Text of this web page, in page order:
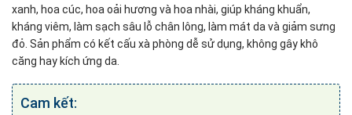
xanh, hoa cúc, hoa oải hương và hoa nhài, giúp kháng khuẩn,
kháng viêm, làm sạch sâu lỗ chân lông, làm mát da và giảm sưng
đỏ. Sản phẩm có kết cấu xà phòng dễ sử dụng, không gây khô
căng hay kích ứng da.
Cam kết: